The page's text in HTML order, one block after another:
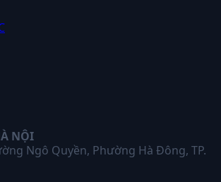
NỘI
Ngô Quyền, Phường Hà Đông, TP.